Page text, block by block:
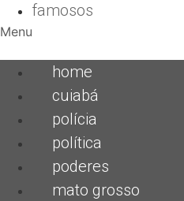
famosos
Menu
home
cuiabá
polícia
política
poderes
mato grosso